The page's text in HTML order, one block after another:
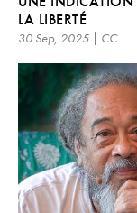
LA LIBERTÉ
30 Sep, 2025 | CC